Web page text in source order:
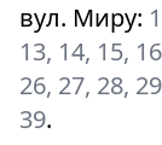
вул. Миру:
13, 14, 15,
26, 27, 28,
39.